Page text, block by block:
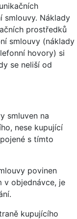
smlouvy. Náklady
prostředků
smlouvy (náklady
hovory) si
se neliší od
smluven na
nese kupující
s tímto
povinen
v objednávce, je
kupujícího